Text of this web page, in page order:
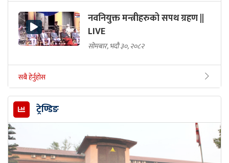
नवनियुक्त मन्त्रीहरुको सपथ ग्रहण ||
LIVE
सोमबार, भदौ ३०, २०८२
सबै हेर्नुहोस
ट्रेण्डिङ